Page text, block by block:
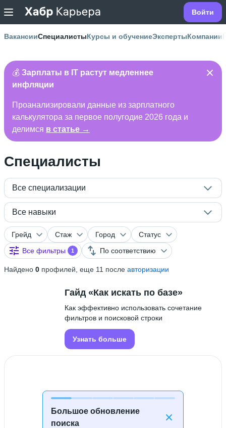
Войти
ВакансииСпециалистыКурсы и обучениеЭкспертыКомпании
💰 Зарплаты в IT растут медленнее
инфляции
Проанализировали данные из зарплатного
калькулятора за первое полугодие 2026 года и
делимся в статье →
Специалисты
Все специализации
Все навыки
Грейд Стаж Город
Статус
Все фильтры
1 По соответствию
Найдено 0 профилей, еще 11 после авторизации
Большое обновление
поиска
Гайд «Как искать по базе»
Как эффективно использовать сочетание
фильтров и поисковой строки
Узнать больше